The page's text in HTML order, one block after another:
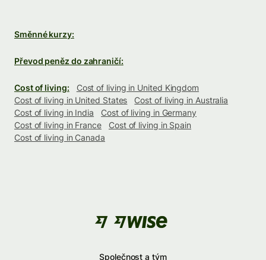
Směnné kurzy:
Převod peněz do zahraničí:
Cost of living:
Cost of living in United Kingdom
Cost of living in United States
Cost of living in Australia
Cost of living in India
Cost of living in Germany
Cost of living in France
Cost of living in Spain
Cost of living in Canada
Společnost a tým